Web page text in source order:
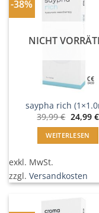
-38%
NICHT
saypha rich
39,99€
Preis
war:
39,99 €
24,99 €
WEITERLESEN
exkl. MwSt.
zzgl. Versandkosten